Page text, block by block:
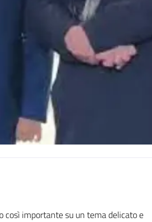
così importante su un tema delicato e